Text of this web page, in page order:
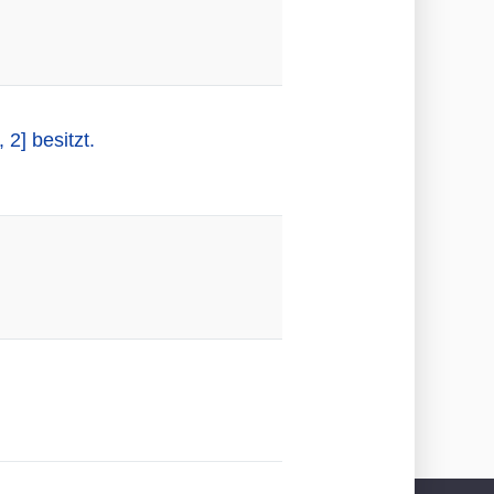
2] besitzt.